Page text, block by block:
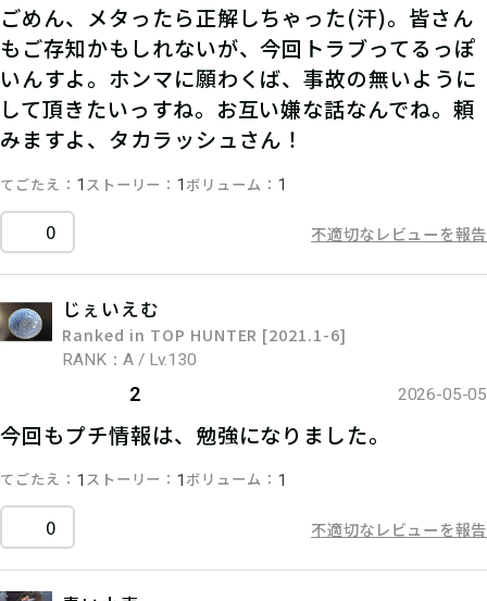
ごめん、メタったら正解しちゃった(汗)。皆さん
もご存知かもしれないが、今回トラブってるっぽ
いんすよ。ホンマに願わくば、事故の無いように
して頂きたいっすね。お互い嫌な話なんでね。頼
みますよ、タカラッシュさん！
てごたえ 1 ストーリー 1 ボリューム 1
0 不適切なレビューを報告
じぇいえむ
Ranked in TOP HUNTER [2021.1-6]
RANK：A / Lv.130
2 2026-05-05
今回もプチ情報は、勉強になりました。
てごたえ 1 ストーリー 1 ボリューム 1
0 不適切なレビューを報告